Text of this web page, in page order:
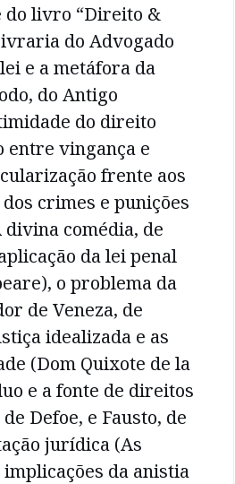
do livro “Direito &
do Advogado
e a metáfora da
do Antigo
do direito
entre vingança e
frente aos
crimes e punições
comédia, de
da lei penal
o problema da
de Veneza, de
idealizada e as
(Dom Quixote de la
e a fonte de direitos
Defoe, e Fausto, de
jurídica (As
da anistia